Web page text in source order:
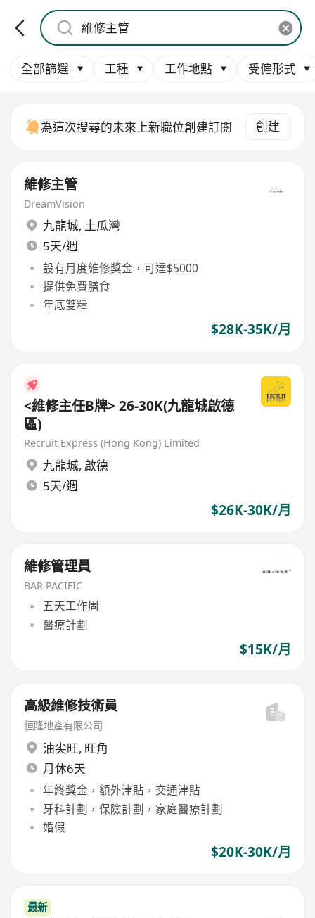
全部篩選 工種 工作地點 受僱形式
為這次搜尋的未來上新職位創建訂閱 創建
維修主管
DreamVision
九龍城, 土瓜灣
5天/週
設有月度維修獎金，可達$5000
提供免費膳食
年底雙糧
$28K-35K/月
<維修主任B牌> 26-30K(九龍城啟德
區)
Recruit Express (Hong Kong) Limited
九龍城, 啟德
5天/週
$26K-30K/月
維修管理員
BAR PACIFIC
五天工作周
醫療計劃
$15K/月
高級維修技術員
恒隆地產有限公司
油尖旺, 旺角
月休6天
年終獎金，額外津貼，交通津貼
牙科計劃，保險計劃，家庭醫療計劃
婚假
$20K-30K/月
最新